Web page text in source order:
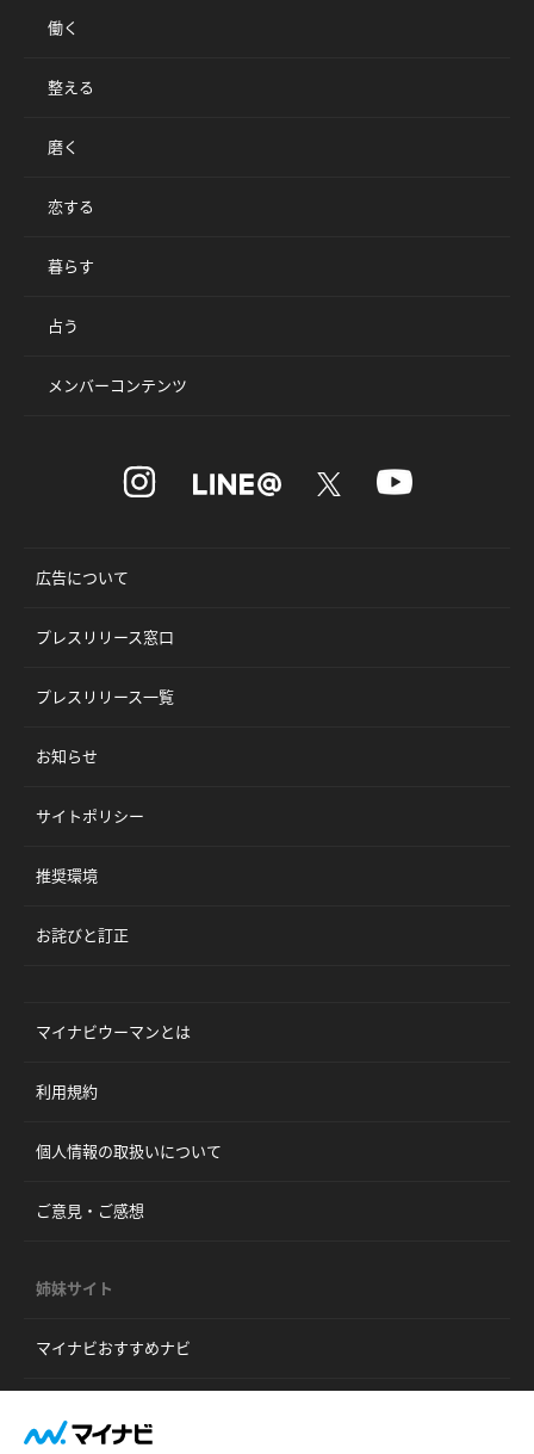
働く
整える
磨く
恋する
暮らす
占う
メンバーコンテンツ
広告について
プレスリリース窓口
プレスリリース一覧
お知らせ
サイトポリシー
推奨環境
お詫びと訂正
マイナビウーマンとは
利用規約
個人情報の取扱いについて
ご意見・ご感想
姉妹サイト
マイナビおすすめナビ